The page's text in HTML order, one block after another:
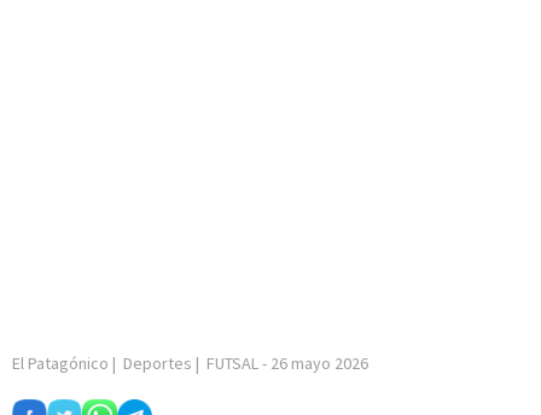
El Patagónico | Deportes | FUTSAL- 26 mayo 2026